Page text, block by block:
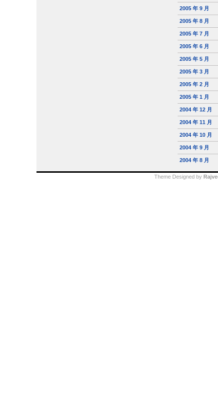
2005 年 9 月
2005 年 8 月
2005 年 7 月
2005 年 6 月
2005 年 5 月
2005 年 3 月
2005 年 2 月
2005 年 1 月
2004 年 12 月
2004 年 11 月
2004 年 10 月
2004 年 9 月
2004 年 8 月
Theme Designed by